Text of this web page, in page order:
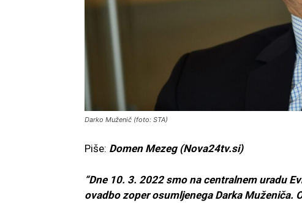
Darko Muženič (foto: STA)
Piše: Domen Mezeg (Nova24tv.si)
“Dne 10. 3. 2022 smo na centralnem uradu
ovadbo zoper osumljenega Darka Muženiča.